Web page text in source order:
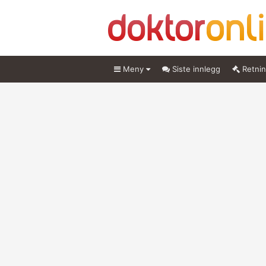
Meny Siste innlegg